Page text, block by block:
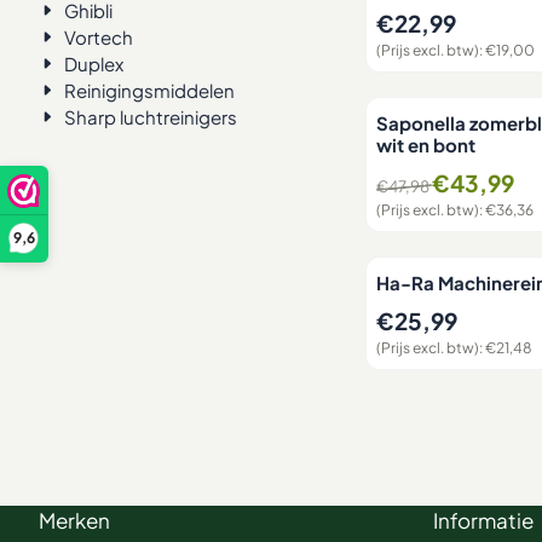
9,6
Ghibli
Vortech
Duplex
Reinigingsmiddelen
Sharp luchtreinigers
Prijs: 22,99,
€22,99
(Prijs excl. btw):€19,00
Saponella
wit en bont
Van 47,98 voor
€47,98€43,99
(Prijs excl. btw):€36,36
Ha-Ra
Prijs: 25,99,
€25,99
(Prijs excl. btw):€21,48
Merken Informatie